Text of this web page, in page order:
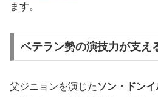
ます。
ベテラン勢の演技力が支え
父ジニョンを演じた ソン・ドンイ